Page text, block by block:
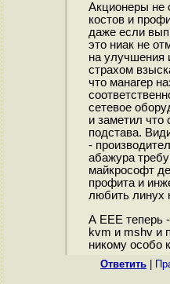
Акционеры не
костов и
даже если
это ниак не
на улучшения
страхом
что манагер
сетевое
и заметил что
подстава.
-
абажура
майкрософт
профита и
любить линух
А EEE теперь
kvm и mshv и
никому особо
Ответить